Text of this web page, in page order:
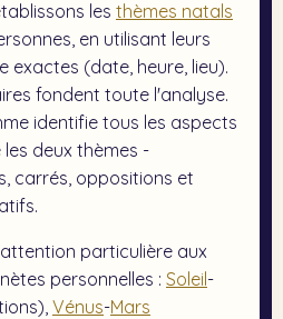
les thèmes natals
en utilisant leurs
exactes (date, heure, lieu).
fondent toute l'analyse.
identifie tous les aspects
deux thèmes -
carrés, oppositions et
particulière aux
personnelles : Soleil-
Vénus-Mars